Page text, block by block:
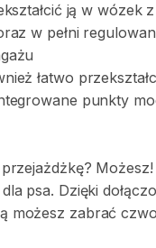
ją w wózek z
w pełni
łatwo
punkty
przejażdżkę? Możesz!
dla psa. Dzięki
możesz zabrać